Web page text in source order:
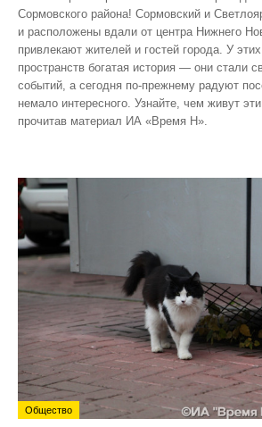
Сормовского района! Сормовский и
и расположены вдали от центра Нижнего
привлекают жителей и гостей города. У
пространств богатая история — они стали
событий, а сегодня по‑прежнему радуют
немало интересного. Узнайте, чем живут
прочитав материал ИА «Время Н».
Общество